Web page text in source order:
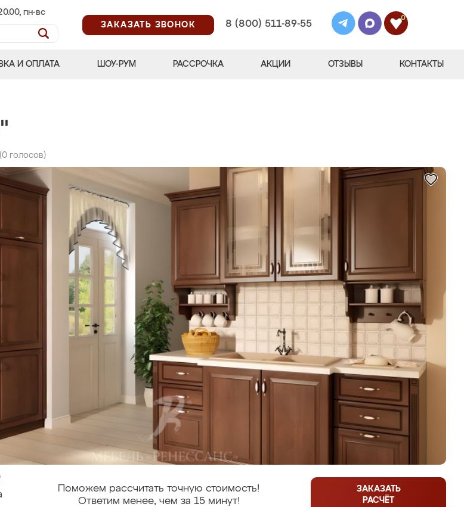
пн-вс
ЗАКАЗАТЬ ЗВОНОК
8 (800) 511-89-55
0
И ОПЛАТА ШОУ-РУМ РАССРОЧКА АКЦИИ ОТЗЫВЫ КОНТАКТЫ
(0 голосов)
Поможем рассчитать точную стоимость!
Ответим менее, чем за 15 минут!
ЗАКАЗАТЬ
РАСЧЁТ